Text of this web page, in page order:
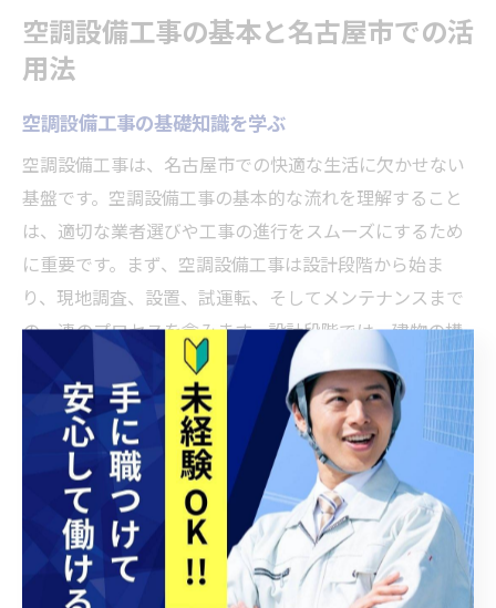
空調設備工事の基本と名古屋市での活
用法
空調設備工事の基礎知識を学ぶ
空調設備工事は、名古屋市での快適な生活に欠かせない
基盤です。空調設備工事の基本的な流れを理解すること
は、適切な業者選びや工事の進行をスムーズにするため
に重要です。まず、空調設備工事は設計段階から始ま
り、現地調査、設置、試運転、そしてメンテナンスまで
の一連のプロセスを含みます。設計段階では、建物の構
造や使用目的に応じた最適なシステムの選定が行われま
す。現地調査では、実際の設置環境を確認し、適切な配
置や配管ルートの計画が立てられます。設置と試運転で
は、システムが正しく動作することを確認し、最後に定
期的なメンテナンスを行うことで長期間にわたり安定し
た性能を保ちます。
名古屋市特有の工事ニーズに応える方法